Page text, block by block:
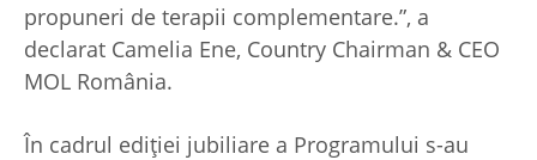
propuneri de terapii complementare.”, a
declarat Camelia Ene, Country Chairman & CEO
MOL România.
În cadrul ediției jubiliare a Programului s-au